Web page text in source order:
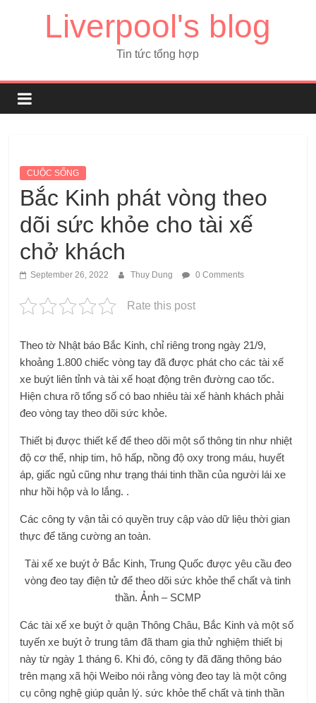
Liverpool's blog
Tin tức tổng hợp
CUỘC SỐNG
Bắc Kinh phát vòng theo
dõi sức khỏe cho tài xế
chở khách
September 26, 2022 Thuy Dung 0 Comments
Rate this post
Theo tờ Nhật báo Bắc Kinh, chỉ riêng trong ngày 21/9,
khoảng 1.800 chiếc vòng tay đã được phát cho các tài xế
xe buýt liên tỉnh và tài xế hoạt động trên đường cao tốc.
Hiện chưa rõ tổng số có bao nhiêu tài xế hành khách phải
đeo vòng tay theo dõi sức khỏe.
Thiết bị được thiết kế để theo dõi một số thông tin như nhiệt
độ cơ thể, nhịp tim, hô hấp, nồng độ oxy trong máu, huyết
áp, giấc ngủ cũng như trạng thái tinh thần của người lái xe
như hồi hộp và lo lắng. .
Các công ty vận tải có quyền truy cập vào dữ liệu thời gian
thực để tăng cường an toàn.
Tài xế xe buýt ở Bắc Kinh, Trung Quốc được yêu cầu đeo
vòng đeo tay điện tử để theo dõi sức khỏe thể chất và tinh
thần. Ảnh – SCMP
Các tài xế xe buýt ở quận Thông Châu, Bắc Kinh và một số
tuyến xe buýt ở trung tâm đã tham gia thử nghiệm thiết bị
này từ ngày 1 tháng 6. Khi đó, công ty đã đăng thông báo
trên mạng xã hội Weibo nói rằng vòng đeo tay là một công
cụ công nghệ giúp quản lý. sức khỏe thể chất và tinh thần